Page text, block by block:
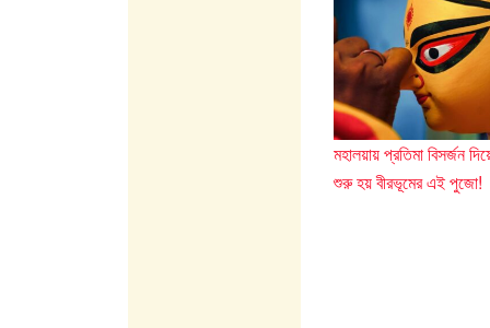
মহালয়ায় প্রতিমা বিসর্জন
শুরু হয় বীরভূমের এই পুজো!